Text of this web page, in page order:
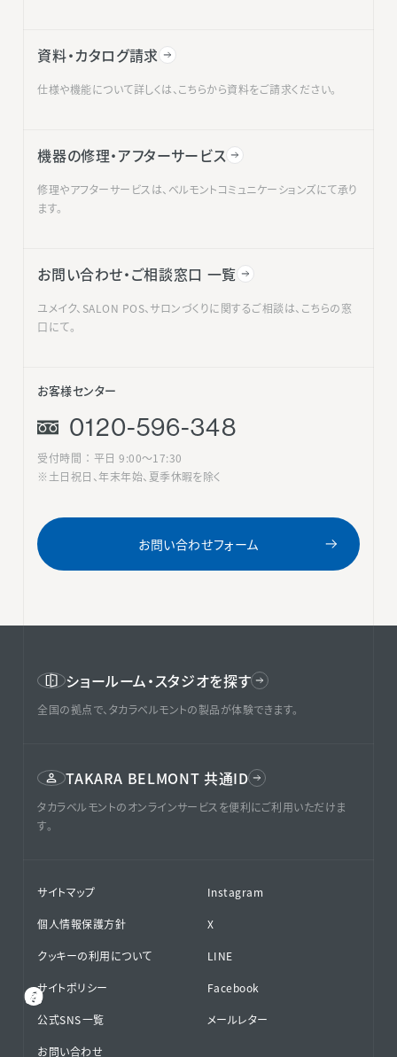
資料・カタログ請求
仕様や機能について詳しくは、こちらから資料をご請求ください。
機器の修理・アフターサービス
修理やアフターサービスは、ベルモントコミュニケーションズにて承り
ます。
お問い合わせ・ご相談窓口 一覧
ユメイク、SALON POS、サロンづくりに関するご相談は、こちらの窓
口にて。
お客様センター
0120-596-348
受付時間 ： 平日 9:00〜17:30
※土日祝日、年末年始、夏季休暇を除く
お問い合わせフォーム
ショールーム・スタジオを探す
全国の拠点で、タカラベルモントの製品が体験できます。
TAKARA BELMONT 共通ID
タカラベルモントのオンラインサービスを便利にご利用いただけま
す。
サイトマップ
個人情報保護方針
クッキーの利用について
サイトポリシー
公式SNS⁨⁩一覧
お問い合わせ
Instagram
X
LINE
Facebook
メールレター